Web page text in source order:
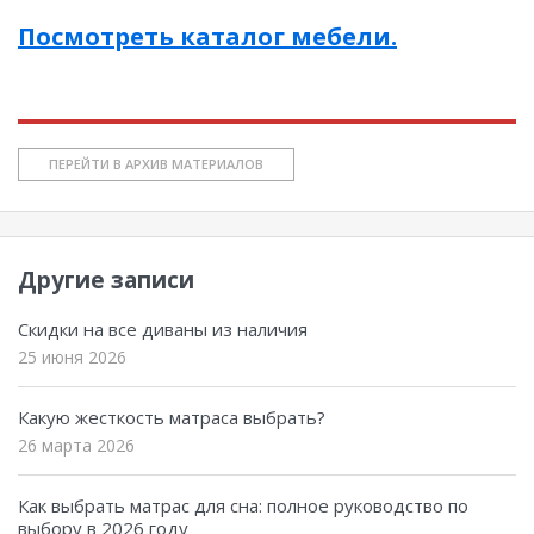
Посмотреть каталог мебели.
ПЕРЕЙТИ В АРХИВ МАТЕРИАЛОВ
Другие записи
Скидки на все диваны из наличия
25 июня 2026
Какую жесткость матраса выбрать?
26 марта 2026
Как выбрать матрас для сна: полное руководство по
выбору в 2026 году